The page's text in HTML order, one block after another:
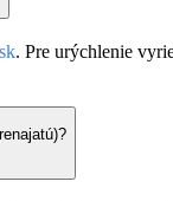
. Pre urýchlenie